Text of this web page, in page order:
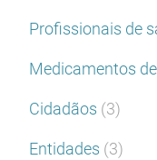
Profissionais de
Medicamentos
Cidadãos (3)
Entidades (3)